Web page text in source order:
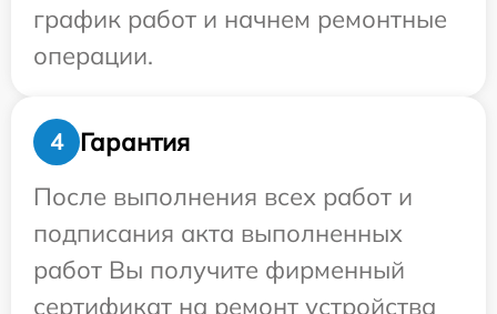
график работ и начнем ремонтные
операции.
4
Гарантия
После выполнения всех работ и
подписания акта выполненных
работ Вы получите фирменный
сертификат на ремонт устройства